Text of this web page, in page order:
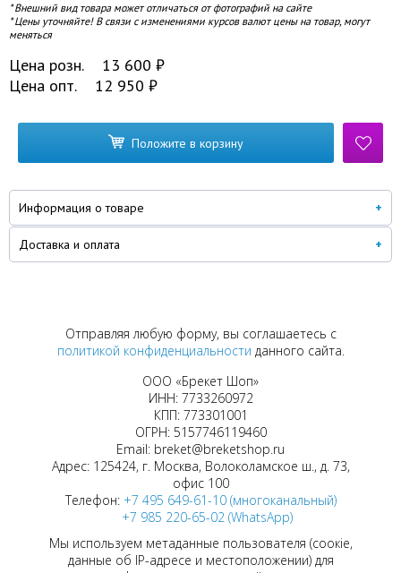
* Внешний вид товара может отличаться от фотографий на сайте
* Цены уточняйте! В связи с изменениями курсов валют цены на товар, могут
меняться
Цена розн. 13 600 ₽
Цена опт.
12 950 ₽
Положите в корзину
Информация о товаре
Доставка и оплата
Отправляя любую форму, вы соглашаетесь с
политикой конфиденциальности данного сайта.
ООО «Брекет Шоп»
ИНН: 7733260972
КПП: 773301001
ОГРН: 5157746119460
Email: breket@breketshop.ru
Адрес: 125424, г. Москва, Волоколамское ш., д. 73,
офис 100
Телефон: +7 495 649-61-10 (многоканальный)
+7 985 220-65-02 (WhatsApp)
Мы используем метаданные пользователя (соокіе,
данные об IP-адресе и местоположении) для